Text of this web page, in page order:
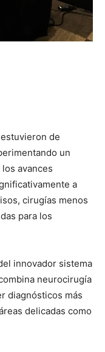
de
un
avances
a
cirugías menos
para los
innovador sistema
neurocirugía
diagnósticos más
delicadas como